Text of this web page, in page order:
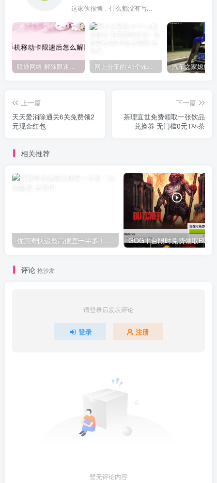
这家伙很懒，什么都没有写...
联通网络 解除限速方法参考！畅享、畅玩、老白干等及其它地区自测了 网上分享的 41个vip解析接口 有需要的拿去~ 免费看全网VIP会员视频
上一篇
天天爱消除通关6关免费领2
元现金红包
下一篇
茶理宜世免费领取一张饮品
兑换券 无门槛0元1杯茶
相关推荐
优惠寄快递最高便宜一半多！白鸽惠递
评论 抢沙发
请登录后发表评论
登录 注册
暂无评论内容